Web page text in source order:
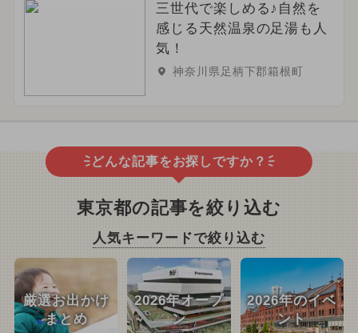
三世代で楽しめる♪自然を
感じる天然温泉の足湯も人
気！
神奈川県足柄下郡箱根町
どんな記事をお探しですか？
東京都の記事を絞り込む
人気キーワードで絞り込む
厳選お出かけ
まとめ
2026年オープ
ン
2026年のイベ
ント